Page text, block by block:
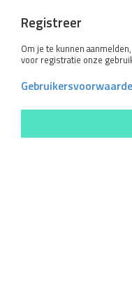
Registreer
Om je te kunnen
voor registratie onze